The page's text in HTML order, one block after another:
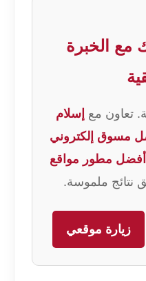
مع الخبرة
تعاون مع إسلام
مسوق إلكتروني
أفضل مطور مواقع
نتائج ملموسة.
زيارة موقعي